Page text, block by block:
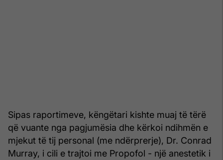
Sipas raportimeve, këngëtari kishte muaj të tërë
që vuante nga pagjumësia dhe kërkoi ndihmën e
mjekut të tij personal (me ndërprerje), Dr. Conrad
Murray, i cili e trajtoi me Propofol - një anestetik i